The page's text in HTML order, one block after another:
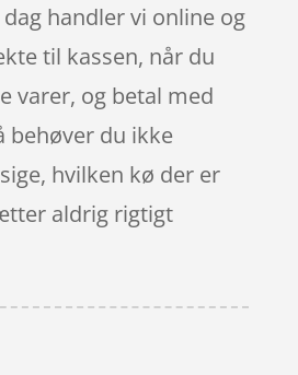
handler vi online og
til kassen, når du
varer, og betal med
behøver du ikke
hvilken kø der er
aldrig rigtigt